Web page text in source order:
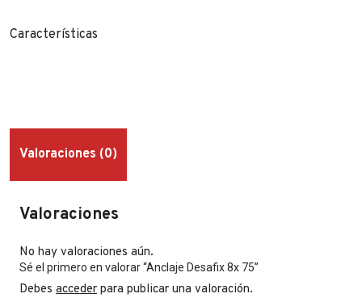
Características
Valoraciones (0)
Valoraciones
No hay valoraciones aún.
Sé el primero en valorar “Anclaje Desafix 8x 75”
Debes acceder para publicar una valoración.